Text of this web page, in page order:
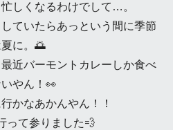
しくなるわけでして…。
ていたらあっという間に季節
夏に。🌅
バーモントカレーしか食べ
やん！👀
かなあかんやん！！
って参りました💨